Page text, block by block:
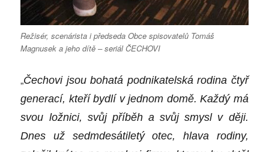
Režisér, scenárista i předseda Obce spisovatelů Tomáš
Magnusek a jeho dítě – seriál ČECHOVI
„Čechovi jsou bohatá podnikatelská rodina čtyř
generací, kteří bydlí v jednom domě. Každý má
svou ložnici, svůj příběh a svůj smysl v ději.
Dnes už sedmdesátiletý otec, hlava rodiny,